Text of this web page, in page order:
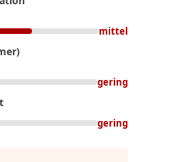
mittel
gering
gering